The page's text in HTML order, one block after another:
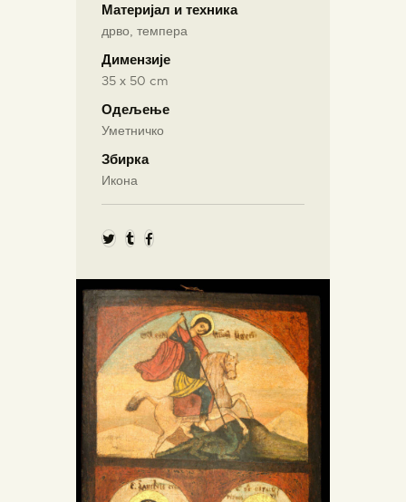
Материјал и техника
дрво, темпера
Димензије
35 х 50 cm
Одељење
Уметничко
Збирка
Икона